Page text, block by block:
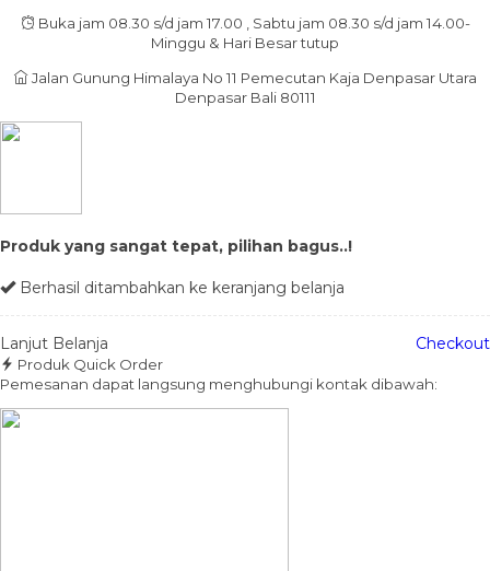
Buka jam 08.30 s/d jam 17.00 , Sabtu jam 08.30 s/d jam 14.00-
Minggu & Hari Besar tutup
Jalan Gunung Himalaya No 11 Pemecutan Kaja Denpasar Utara
Denpasar Bali 80111
Produk yang sangat tepat, pilihan bagus..!
Berhasil ditambahkan ke keranjang belanja
Lanjut Belanja Checkout
Produk Quick Order
Pemesanan dapat langsung menghubungi kontak dibawah: